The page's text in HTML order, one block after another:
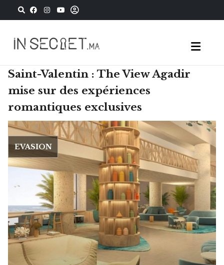
Saint-Valentin : The View Agadir
mise sur des expériences
romantiques exclusives
EVASION